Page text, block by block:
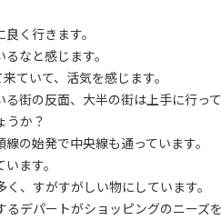
く行きます。
なと感じます。
ていて、活気を感じます。
街の反面、大半の街は上手に行っ
うか？
の始発で中央線も通っています。
ます。
、すがすがしい物にしています。
デパートがショッピングのニーズ